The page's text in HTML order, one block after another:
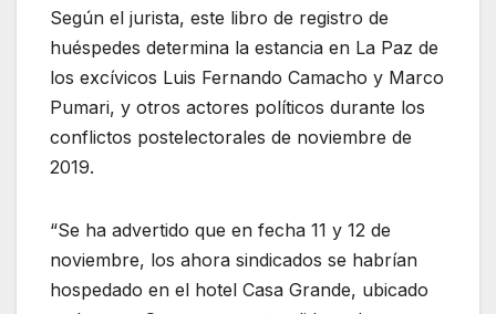
Según el jurista, este libro de registro de
huéspedes determina la estancia en La Paz de
los excívicos Luis Fernando Camacho y Marco
Pumari, y otros actores políticos durante los
conflictos postelectorales de noviembre de
2019.
“Se ha advertido que en fecha 11 y 12 de
noviembre, los ahora sindicados se habrían
hospedado en el hotel Casa Grande, ubicado